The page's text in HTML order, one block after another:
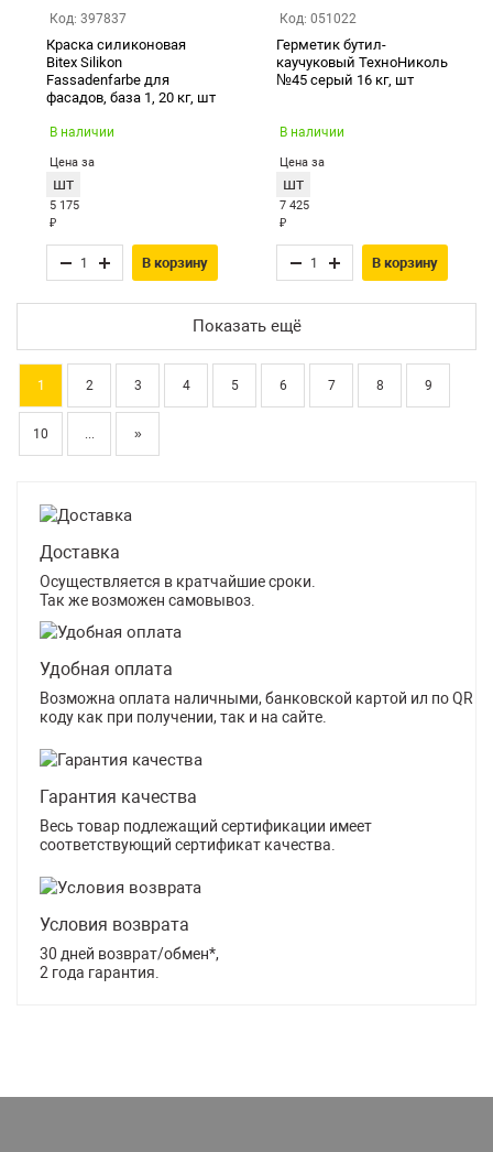
Код: 397837
Краска силиконовая
Bitex Silikon
Fassadenfarbe для
фасадов, база 1, 20 кг, шт
В наличии
Цена за
шт
5 175
₽
В корзину
Код: 051022
Герметик бутил-
каучуковый ТехноНиколь
№45 серый 16 кг, шт
В наличии
Цена за
шт
7 425
₽
В корзину
Показать ещё
1 2 3 4 5 6 7 8 9
10 ... »
Доставка
Осуществляется в кратчайшие сроки.
Так же возможен самовывоз.
Удобная оплата
Возможна оплата наличными, банковской картой ил по QR
коду как при получении, так и на сайте.
Гарантия качества
Весь товар подлежащий сертификации имеет
соответствующий сертификат качества.
Условия возврата
30 дней возврат/обмен*,
2 года гарантия.